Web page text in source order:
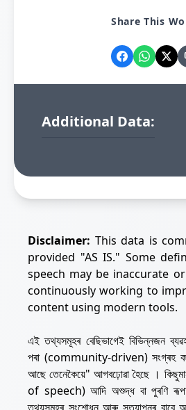
Share This
Additional Data:
Disclaimer: This data is
provided "AS IS." Some
speech may be inaccurate
continuously working to
content using modern tools.
এই তথ্যসমূহৰ বেছিভাগেই বিভিন্নজন
পৰা (community-driven) সংগ্ৰহ
আছে তেনেকৈয়ে" আগবঢ়োৱা হৈছে ।
of speech) আদি অশুদ্ধ বা পুৰণি